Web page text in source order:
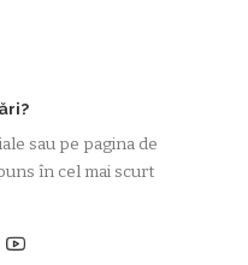
sau pe pagina de
în cel mai scurt